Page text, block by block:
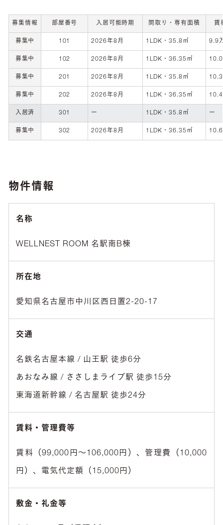
募集情報 部屋番号 入居可能時期 間取り・専有面積 賃
募集中 101 2026年8月 1LDK・35.8㎡ 9.9
募集中 102 2026年8月 1LDK・36.35㎡
募集中 201 2026年8月 1LDK・35.8㎡
募集中 202 2026年8月 1LDK・36.35㎡
入居済 301 ー 1LDK・35.8㎡ ー
募集中 302 2026年8月 1LDK・36.35㎡
物件情報
名称
WELLNEST ROOM 名駅南B棟
所在地
愛知県名古屋市中川区西日置2-20-17
交通
名鉄名古屋本線 / 山王駅 徒歩6分
あおなみ線 / ささしまライブ駅 徒歩15分
東海道新幹線 / 名古屋駅 徒歩24分
賃料・管理費等
賃料（99,000円～106,000円）、管理費（10,000
円）、電気代定額（15,000円）
敷金・礼金等